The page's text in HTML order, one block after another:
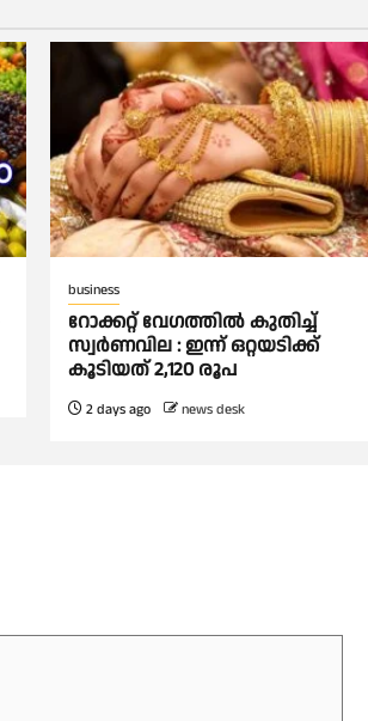
business
റോക്കറ്റ് വേഗത്തില്‍ കുതിച്ച്
സ്വര്‍ണവില : ഇന്ന് ഒറ്റയടിക്ക്
കൂടിയത് 2,120 രൂപ
2 days ago news desk